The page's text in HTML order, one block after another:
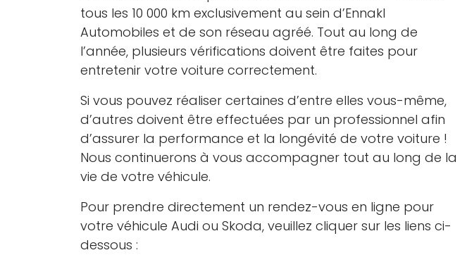
tous les 10 000 km exclusivement au sein d’Ennakl
Automobiles et de son réseau agréé. Tout au long de
l’année, plusieurs vérifications doivent être faites pour
entretenir votre voiture correctement.
Si vous pouvez réaliser certaines d’entre elles vous-même,
d’autres doivent être effectuées par un professionnel afin
d’assurer la performance et la longévité de votre voiture !
Nous continuerons à vous accompagner tout au long de la
vie de votre véhicule.
Pour prendre directement un rendez-vous en ligne pour
votre véhicule Audi ou Skoda, veuillez cliquer sur les liens ci-
dessous :